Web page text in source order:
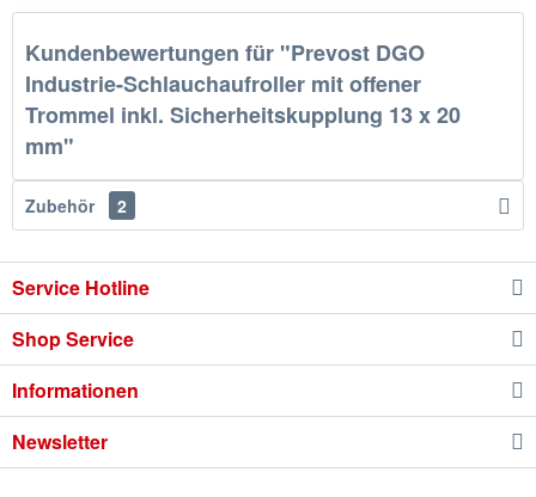
Kundenbewertungen für "Prevost DGO
Industrie-Schlauchaufroller mit offener
Trommel inkl. Sicherheitskupplung 13 x 20
mm"
Zubehör 2
Service Hotline
Shop Service
Informationen
Newsletter